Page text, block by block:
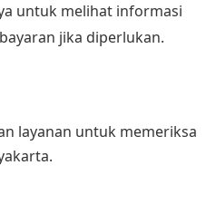
untuk melihat informasi
jika diperlukan.
layanan untuk memeriksa